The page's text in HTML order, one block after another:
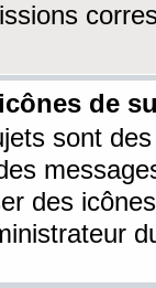
de
sont
des